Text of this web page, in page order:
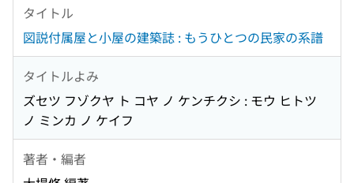
タイトル
図説付属屋と小屋の建築誌 : もうひとつの民家の系譜
タイトルよみ
ズセツ フゾクヤ ト コヤ ノ ケンチクシ : モウ ヒトツ
ノ ミンカ ノ ケイフ
著者・編者